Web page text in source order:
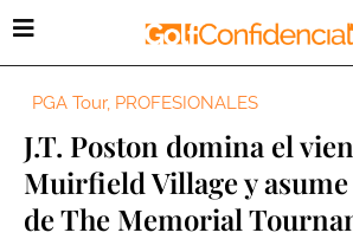
PGA Tour, PROFESIONALES
J.T. Poston domina el
Muirfield Village y
de The Memorial